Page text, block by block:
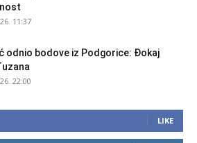
11:37
odnio bodove iz Podgorice: Đokaj
22:00
LIKE